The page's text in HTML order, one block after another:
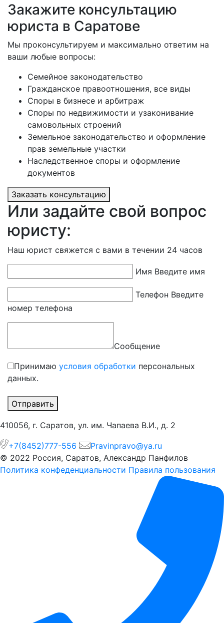
Закажите консультацию
юриста в Саратове
Мы проконсультируем и максимально ответим на
ваши любые вопросы:
Семейное законодательство
Гражданское правоотношения, все виды
Споры в бизнесе и арбитраж
Споры по недвижимости и узаконивание
самовольных строений
Земельное законодательство и оформление
прав земельные участки
Наследственное споры и оформление
документов
Заказать консультацию
Или задайте свой вопрос
юристу:
Наш юрист свяжется с вами в течении 24 часов
Имя Введите имя
Телефон Введите
номер телефона
Сообщение
Принимаю условия обработки персональных
данных.
Отправить
410056, г. Саратов, ул. им. Чапаева В.И., д. 2
+7(8452)777-556
Pravinpravo@ya.ru
© 2022 Россия, Саратов, Александр Панфилов
Политика конфеденциальности Правила пользования